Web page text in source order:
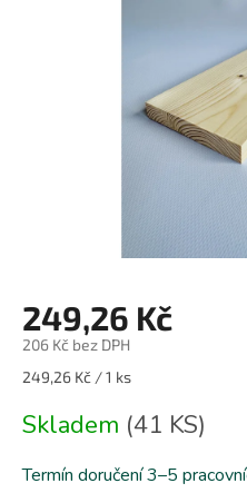
249,26 Kč
206 Kč bez DPH
Měrná
249,26 Kč / 1 ks
Skladem (41 KS)
Termín doručení 3–5